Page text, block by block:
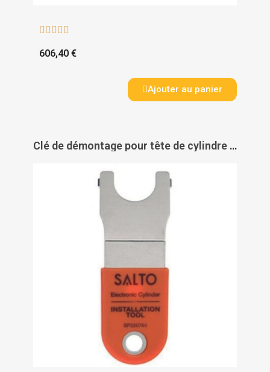
    
606,40 €
Ajouter au panier
Clé de démontage pour tête de cylindre Mifare Geo - SALTO